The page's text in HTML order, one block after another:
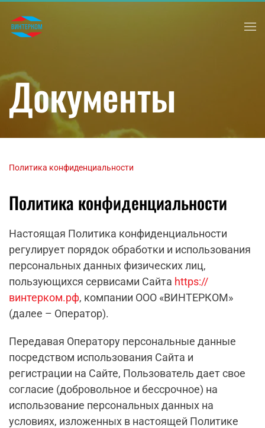
Перейти к содержимому
Документы
Политика конфиденциальности
Политика конфиденциальности
Настоящая Политика конфиденциальности
регулирует порядок обработки и использования
персональных данных физических лиц,
пользующихся сервисами Сайта https://
винтерком.рф, компании ООО «ВИНТЕРКОМ»
(далее – Оператор).
Передавая Оператору персональные данные
посредством использования Сайта и
регистрации на Сайте, Пользователь дает свое
согласие (добровольное и бессрочное) на
использование персональных данных на
условиях, изложенных в настоящей Политике